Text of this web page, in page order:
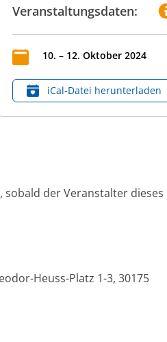
Veranstaltungsdaten:
10. – 12. Oktober 2024
iCal‑Datei herunterladen
sobald der Veranstalter dieses
Heuss-Platz 1-3, 30175